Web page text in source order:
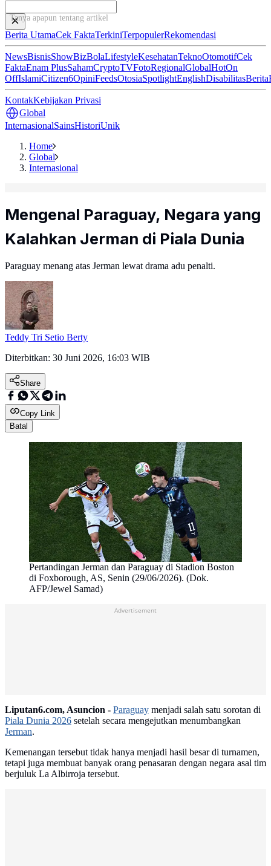
Tanya apapun tentang artikel ini...
Berita UtamaCek FaktaTerkiniTerpopulerRekomendasi
NewsBisnisShowBizBolaLifestyleKesehatanTeknoOtomotifCek
FaktaEnam PlusSahamCryptoTVFotoRegionalGlobalHotOn
OffIslamiCitizen6OpiniFeedsOtosiaSpotlightEnglishDisabilitasBerita
KontakKebijakan Privasi
Global
InternasionalSainsHistoriUnik
Home
Global
Internasional
Mengenal Paraguay, Negara yang
Kalahkan Jerman di Piala Dunia
Paraguay menang atas Jerman lewat drama adu penalti.
Teddy Tri Setio Berty
Diterbitkan: 30 Juni 2026, 16:03 WIB
Share
Copy Link
Batal
Pertandingan Jerman dan Paraguay di Stadion Boston
di Foxborough, AS, Senin (29/06/2026). (Dok.
AFP/Jewel Samad)
Advertisement
Liputan6.com, Asuncion - Paraguay menjadi salah satu sorotan di
Piala Dunia 2026 setelah secara mengejutkan menumbangkan
Jerman.
Kemenangan tersebut tidak hanya menjadi hasil besar di turnamen,
tetapi juga membuat banyak orang penasaran dengan negara asal tim
berjuluk La Albirroja tersebut.